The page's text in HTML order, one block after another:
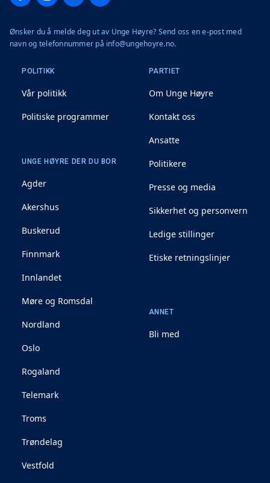
Ønsker du å melde deg ut av Unge Høyre? Send oss en e-post med
navn og telefonnummer på info@ungehoyre.no.
POLITIKK
Vår politikk
Politiske programmer
PARTIET
Om Unge Høyre
Kontakt oss
Ansatte
Politikere
Presse og media
Sikkerhet og personvern
Ledige stillinger
Etiske retningslinjer
UNGE HØYRE DER DU BOR
Agder
Akershus
Buskerud
Finnmark
Innlandet
Møre og Romsdal
Nordland
Oslo
Rogaland
Telemark
Troms
Trøndelag
Vestfold
ANNET
Bli med